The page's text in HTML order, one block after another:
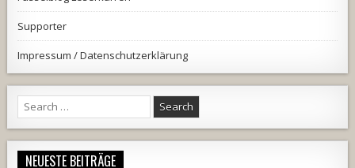
Supporter
Impressum / Datenschutzerklärung
Search
for:
NEUESTE BEITRÄGE